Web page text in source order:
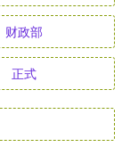
财政部
正式